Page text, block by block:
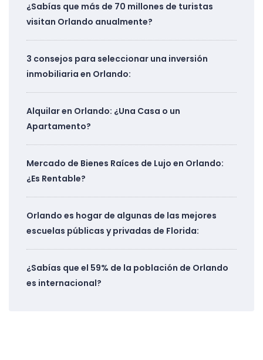
¿Sabías que más de 70 millones de turistas
visitan Orlando anualmente?
3 consejos para seleccionar una inversión
inmobiliaria en Orlando:
Alquilar en Orlando: ¿Una Casa o un
Apartamento?
Mercado de Bienes Raíces de Lujo en Orlando:
¿Es Rentable?
Orlando es hogar de algunas de las mejores
escuelas públicas y privadas de Florida:
¿Sabías que el 59% de la población de Orlando
es internacional?